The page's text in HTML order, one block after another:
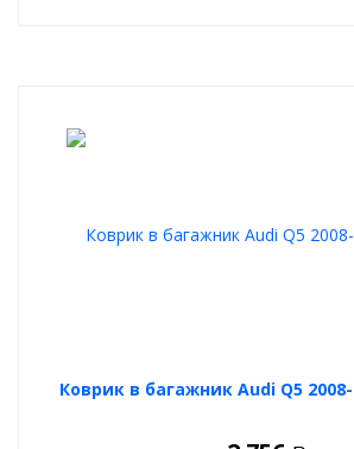
Коврик в багажник Audi Q5